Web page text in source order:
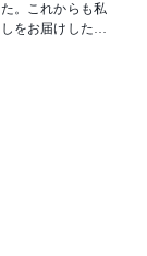
。これからも私
をお届けしたい
て人々が集う場